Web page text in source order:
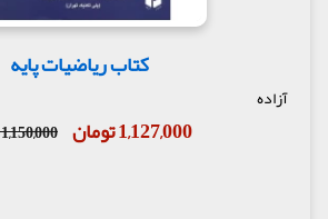
کتاب ریاضیات پایه
آزاده
1,127,000 تومان 1,150,000 تومان